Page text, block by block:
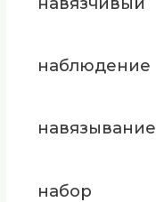
наблюдение
навязывание
набор